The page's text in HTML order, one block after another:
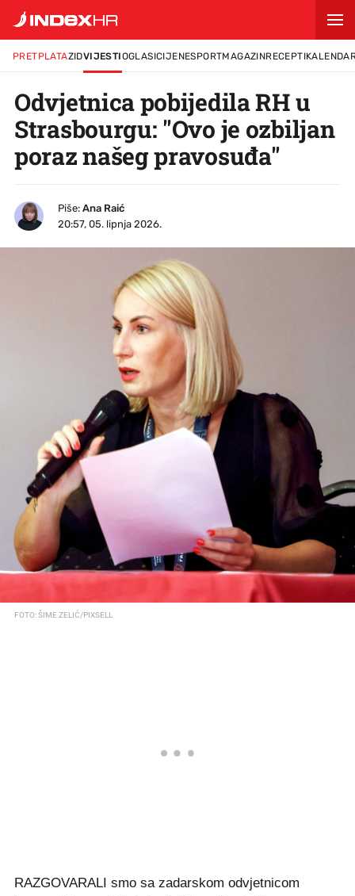
PRETPLATAZIDVIJESTIOGLASICIJENESPORTMAGAZINRECEPTI
Odvjetnica pobijedila RH u
Strasbourgu: "Ovo je ozbiljan
poraz našeg pravosuđa"
Piše: Ana Raić
20:57, 05. lipnja 2026.
FOTO: ŠIME ZELIĆ/PIXSELL
RAZGOVARALI smo sa zadarskom odvjetnicom